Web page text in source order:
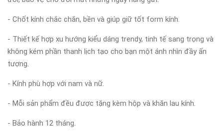
- Chốt kính chắc chắn, bền và giúp giữ tốt form kính.
- Thiết kế hợp xu hướng kiểu dáng trendy, tinh tế sang trọng và
không kém phần thanh lịch tạo cho bạn một ánh nhìn đầy ấn
tượng.
- Kính phù hợp với nam và nữ.
- Mỗi sản phẩm đều được tặng kèm hộp và khăn lau kính.
- Bảo hành 12 tháng.